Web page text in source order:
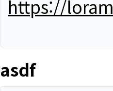
https://
asdf